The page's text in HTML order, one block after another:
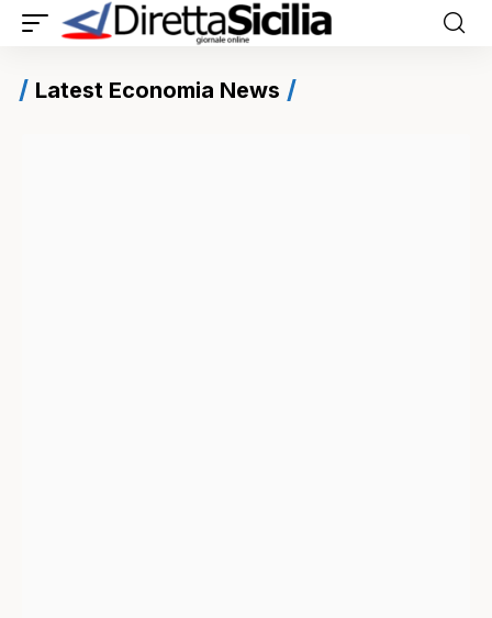
Latest Economia News